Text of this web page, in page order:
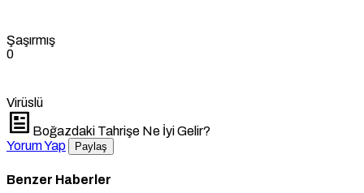
Şaşırmış
0
Virüslü
Boğazdaki Tahrişe Ne İyi Gelir?
Yorum Yap
Paylaş
Benzer Haberler